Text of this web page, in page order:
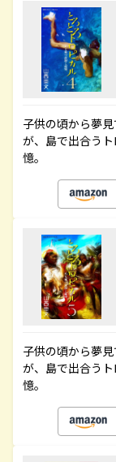
子供の頃から夢
が、島で出合う
憶。
子供の頃から夢
が、島で出合う
憶。